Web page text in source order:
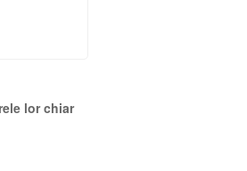
lor chiar